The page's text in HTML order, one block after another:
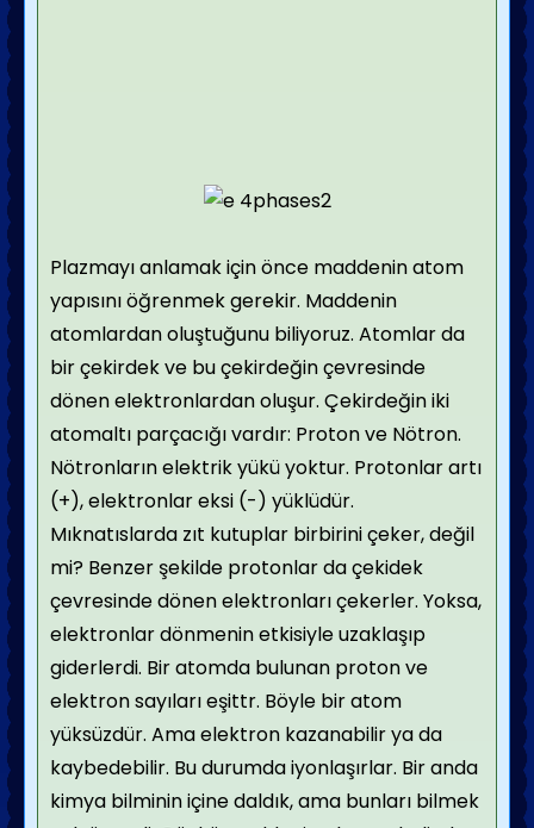
Plazmayı anlamak için önce maddenin atom
yapısını öğrenmek gerekir. Maddenin
atomlardan oluştuğunu biliyoruz. Atomlar da
bir çekirdek ve bu çekirdeğin çevresinde
dönen elektronlardan oluşur. Çekirdeğin iki
atomaltı parçacığı vardır: Proton ve Nötron.
Nötronların elektrik yükü yoktur. Protonlar artı
(+), elektronlar eksi (-) yüklüdür.
Mıknatıslarda zıt kutuplar birbirini çeker, değil
mi? Benzer şekilde protonlar da çekidek
çevresinde dönen elektronları çekerler. Yoksa,
elektronlar dönmenin etkisiyle uzaklaşıp
giderlerdi. Bir atomda bulunan proton ve
elektron sayıları eşittr. Böyle bir atom
yüksüzdür. Ama elektron kazanabilir ya da
kaybedebilir. Bu durumda iyonlaşırlar. Bir anda
kimya bilminin içine daldık, ama bunları bilmek